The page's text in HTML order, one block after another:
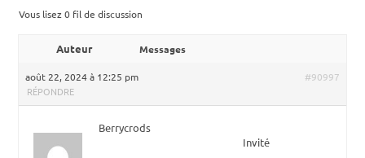
Vous lisez 0 fil de discussion
Auteur Messages
août 22, 2024 à 12:25 pm
#90997
RÉPONDRE
Berrycrods
Invité